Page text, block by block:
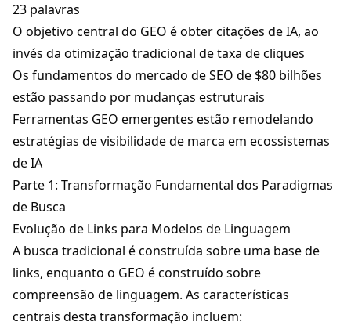
23 palavras
O objetivo central do GEO é obter citações de IA, ao
invés da otimização tradicional de taxa de cliques
Os fundamentos do mercado de SEO de $80 bilhões
estão passando por mudanças estruturais
Ferramentas GEO emergentes estão remodelando
estratégias de visibilidade de marca em ecossistemas
de IA
Parte 1: Transformação Fundamental dos Paradigmas
de Busca
Evolução de Links para Modelos de Linguagem
A busca tradicional é construída sobre uma base de
links, enquanto o GEO é construído sobre
compreensão de linguagem. As características
centrais desta transformação incluem: